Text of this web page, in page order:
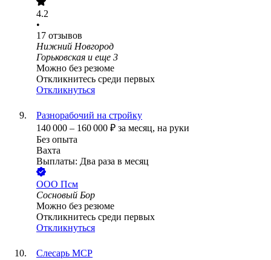
4.2
•
17 отзывов
Нижний Новгород
Горьковская и еще 3
Можно без резюме
Откликнитесь среди первых
Откликнуться
Разнорабочий на стройку
140 000 – 160 000 ₽ за месяц, на руки
Без опыта
Вахта
Выплаты: Два раза в месяц
ООО Псм
Сосновый Бор
Можно без резюме
Откликнитесь среди первых
Откликнуться
Слесарь МСР